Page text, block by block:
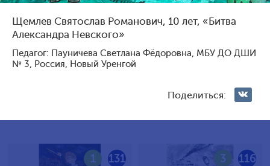
Щемлев Святослав Романович, 10 лет, «Битва
Александра Невского»
Педагог: Пауничева Светлана Фёдоровна, МБУ ДО ДШИ
№ 3, Россия, Новый Уренгой
Поделиться:
Сортировать по результату:
Голосование жюри
131
1 116
3